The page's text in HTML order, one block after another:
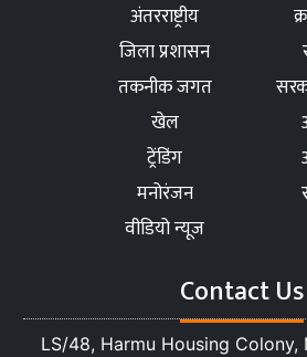
अंतरराष्ट्रीय
जिला प्रशासन
तकनीक जगत
खेल
ट्रेंडिंग
मनोरंजन
वीडियो न्यूज
Contact Us
LS/48, Harmu Housing Colony,